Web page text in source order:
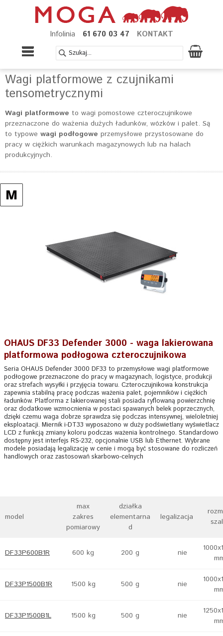
Infolinia 61 670 03 47 KONTAKT
Wagi platformowe z czujnikami
tensometrycznymi
Wagi platformowe to wagi pomostowe czteroczujnikowe
przeznaczone do ważenia dużych ładunków, wózków i palet. Są
to typowe wagi podłogowe przemysłowe przystosowane do
pracy w ciężkich warunkach magazynowych lub na halach
produkcyjnych.
OHAUS DF33 Defender 3000 - waga lakierowana
platformowa podłogowa czteroczujnikowa
Seria OHAUS Defender 3000 DF33 to przemysłowe wagi platformowe
podłogowe przeznaczone do pracy w magazynach, logistyce, produkcji
oraz strefach wysyłki i przyjęcia towaru. Czteroczujnikowa konstrukcja
zapewnia stabilną pracę podczas ważenia palet, pojemników i ciężkich
ładunków. Platforma z lakierowanej stali posiada ryflowaną powierzchnię
oraz dodatkowe wzmocnienia w postaci spawanych belek poprzecznych,
dzięki czemu waga dobrze sprawdza się podczas intensywnej, wieloletniej
eksploatacji. Miernik i-DT33 wyposażono w duży podświetlany wyświetlacz
LCD z funkcją zmiany koloru podczas ważenia kontrolnego. Standardowo
dostępny jest interfejs RS-232, opcjonalnie USB lub Ethernet. Wybrane
modele posiadają legalizację w cenie i mogą być stosowane do rozliczeń
handlowych oraz zastosowań skarbowo-celnych
model
max
zakres
pomiarowy
działka
elementarna
d
legalizacja
DF33P600B1R 600 kg 200 g nie
DF33P1500B1R 1500 kg 500 g nie
DF33P1500B1L 1500 kg 500 g nie